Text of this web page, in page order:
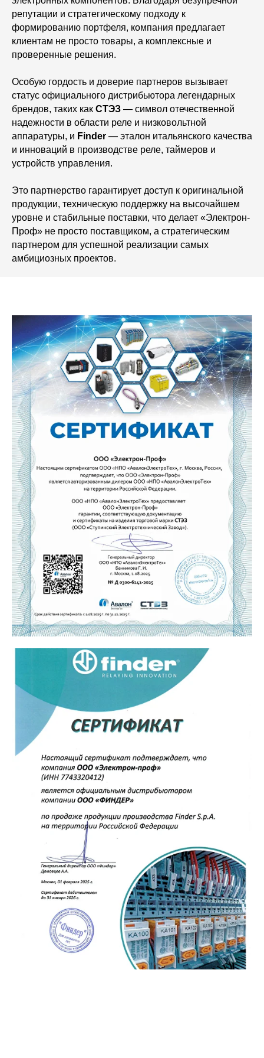
репутации и стратегическому подходу к
формированию портфеля, компания предлагает
клиентам не просто товары, а комплексные и
проверенные решения.
Особую гордость и доверие партнеров вызывает
статус официального дистрибьютора легендарных
брендов, таких как СТЭЗ — символ отечественной
надежности в области реле и низковольтной
аппаратуры, и Finder — эталон итальянского качества
и инноваций в производстве реле, таймеров и
устройств управления.
Это партнерство гарантирует доступ к оригинальной
продукции, техническую поддержку на высочайшем
уровне и стабильные поставки, что делает «Электрон-
Проф» не просто поставщиком, а стратегическим
партнером для успешной реализации самых
амбициозных проектов.